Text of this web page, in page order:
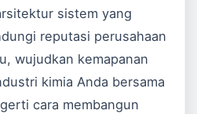
sistem yang
reputasi perusahaan
wujudkan kemapanan
kimia Anda bersama
cara membangun